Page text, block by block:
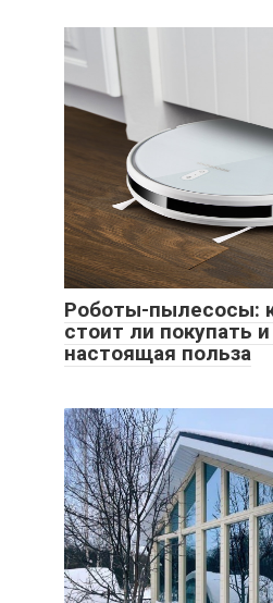
Роботы-пылесосы:
стоит ли покупать
настоящая польза